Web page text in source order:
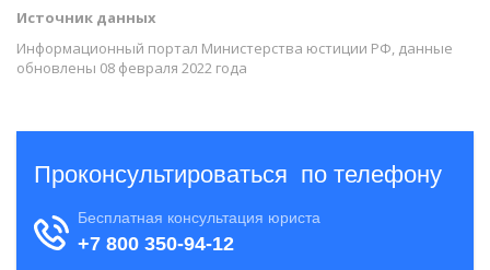
Источник данных
Информационный портал Министерства юстиции РФ, данные
обновлены 08 февраля 2022 года